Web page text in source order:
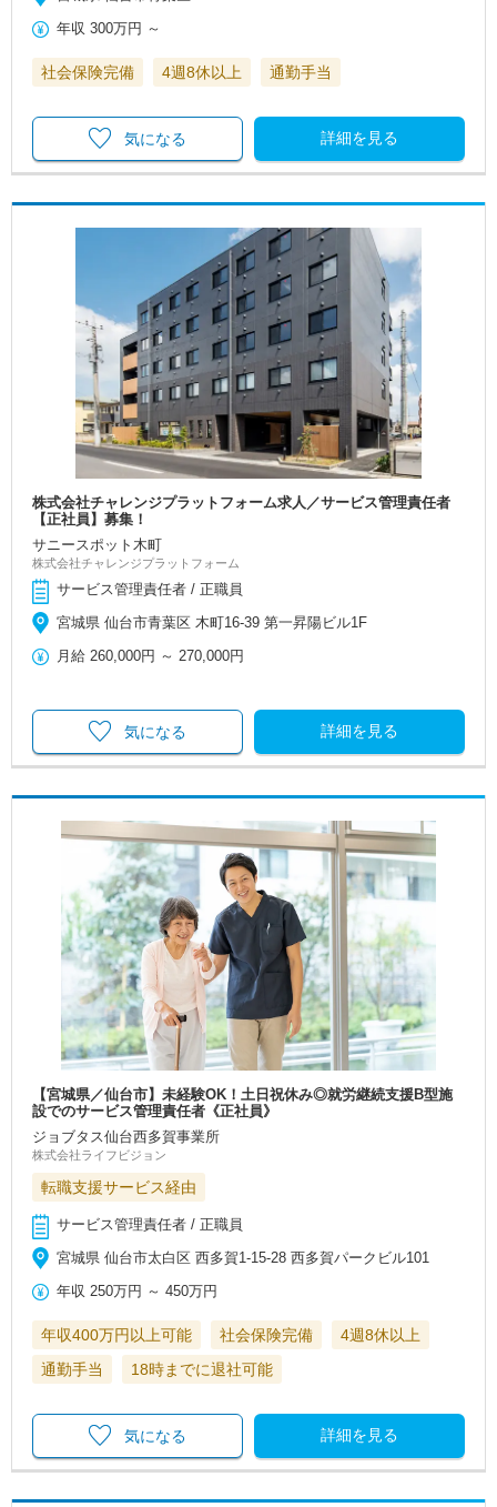
年収 300万円 ～
社会保険完備 4週8休以上 通勤手当
詳細を見る
気になる
株式会社チャレンジプラットフォーム求人／サービス管理責任者
【正社員】募集！
サニースポット木町
株式会社チャレンジプラットフォーム
サービス管理責任者 / 正職員
宮城県 仙台市青葉区 木町16-39 第一昇陽ビル1F
月給 260,000円 ～ 270,000円
詳細を見る
気になる
【宮城県／仙台市】未経験OK！土日祝休み◎就労継続支援B型施
設でのサービス管理責任者《正社員》
ジョブタス仙台西多賀事業所
株式会社ライフビジョン
転職支援サービス経由
サービス管理責任者 / 正職員
宮城県 仙台市太白区 西多賀1-15-28 西多賀パークビル101
年収 250万円 ～450万円
年収400万円以上可能 社会保険完備
4週8休以上
通勤手当
18時までに退社可能
詳細を見る
気になる